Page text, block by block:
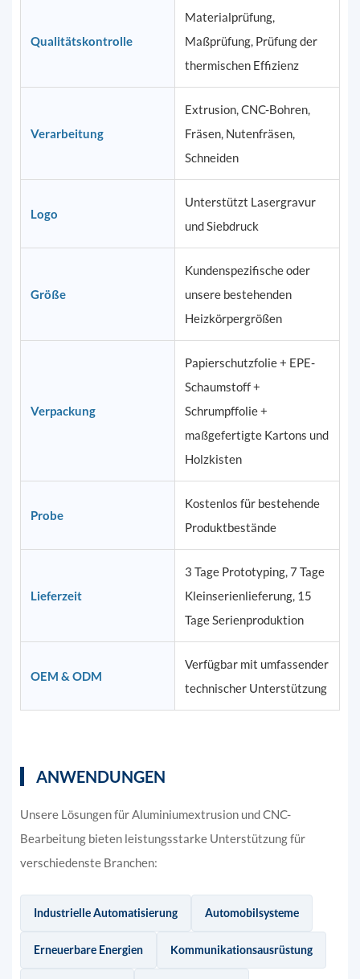
Qualitätskontrolle
Materialprüfung,
Maßprüfung, Prüfung der
thermischen Effizienz
Verarbeitung
Extrusion, CNC-Bohren,
Fräsen, Nutenfräsen,
Schneiden
Logo
Unterstützt Lasergravur
und Siebdruck
Größe
Kundenspezifische oder
unsere bestehenden
Heizkörpergrößen
Verpackung
Papierschutzfolie + EPE-
Schaumstoff +
Schrumpffolie +
maßgefertigte Kartons und
Holzkisten
Probe
Kostenlos für bestehende
Produktbestände
Lieferzeit
3 Tage Prototyping, 7 Tage
Kleinserienlieferung, 15
Tage Serienproduktion
OEM & ODM
Verfügbar mit umfassender
technischer Unterstützung
ANWENDUNGEN
Unsere Lösungen für Aluminiumextrusion und CNC-
Bearbeitung bieten leistungsstarke Unterstützung für
verschiedenste Branchen:
Industrielle Automatisierung Automobilsysteme
Erneuerbare Energien Kommunikationsausrüstung